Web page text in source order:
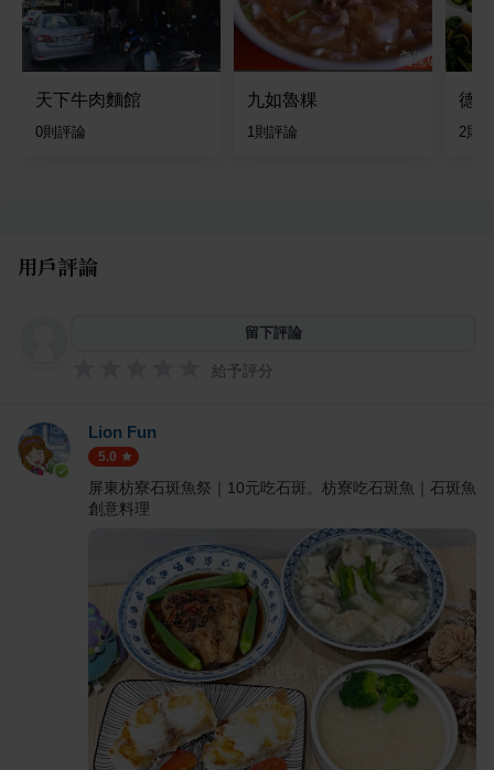
天下牛肉麵館
0則評論
九如魯粿
1則評論
德
2則
用戶評論
留下評論
給予評分
Lion Fun
5.0
屏東枋寮石斑魚祭｜10元吃石斑。枋寮吃石斑魚｜石斑魚
創意料理